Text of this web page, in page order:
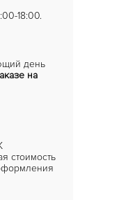
18:00.
день
на
стоимость